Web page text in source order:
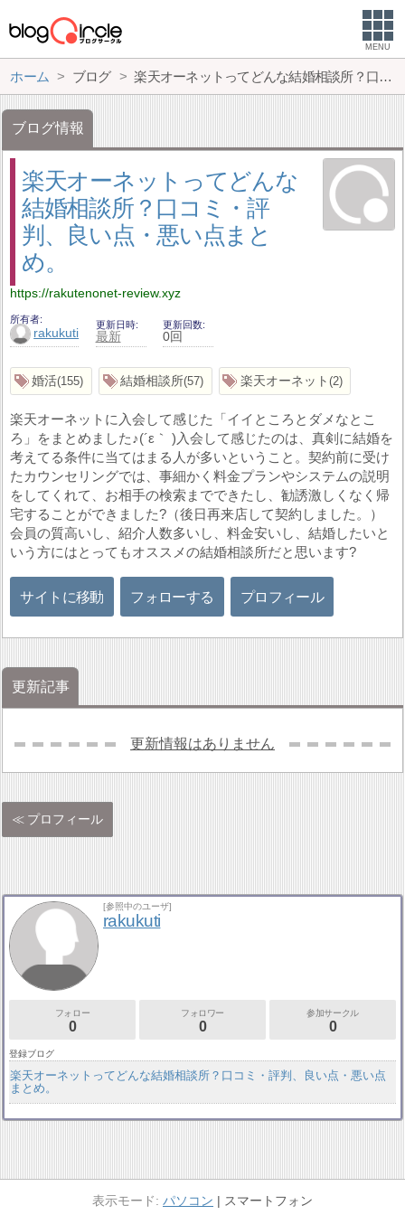
MENU
ホーム ブログ 楽天オーネットってどんな結婚相談所？口コミ・評判、良い点・悪い点まとめ。
ブログ情報
楽天オーネットってどんな
結婚相談所？口コミ・評
判、良い点・悪い点まと
め。
https://rakutenonet-review.xyz
所有者
rakukuti
更新日時
最新
更新回数
0回
婚活 155 結婚相談所 57 楽天オーネット 2
楽天オーネットに入会して感じた「イイところとダメなとこ
ろ」をまとめました♪(´ε｀ )入会して感じたのは、真剣に結婚を
考えてる条件に当てはまる人が多いということ。契約前に受け
たカウンセリングでは、事細かく料金プランやシステムの説明
をしてくれて、お相手の検索までできたし、勧誘激しくなく帰
宅することができました?（後日再来店して契約しました。）
会員の質高いし、紹介人数多いし、料金安いし、結婚したいと
いう方にはとってもオススメの結婚相談所だと思います?
サイトに移動 フォローする プロフィール
更新記事
更新情報はありません
プロフィール
[参照中のユーザ]
rakukuti
フォロー
0
フォロワー
0
参加サークル
0
登録ブログ
楽天オーネットってどんな結婚相談所？口コミ・評判、良い点・悪い点
まとめ。
パソコン スマートフォン